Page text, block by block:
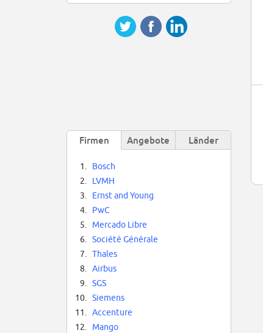
Firmen Angebote Länder
1.
Bosch
2.
LVMH
3.
Ernst and Young
4.
PwC
5.
Mercado Libre
6.
Société Générale
7.
Thales
8.
Airbus
9.
SGS
10.
Siemens
11.
Accenture
12.
Mango